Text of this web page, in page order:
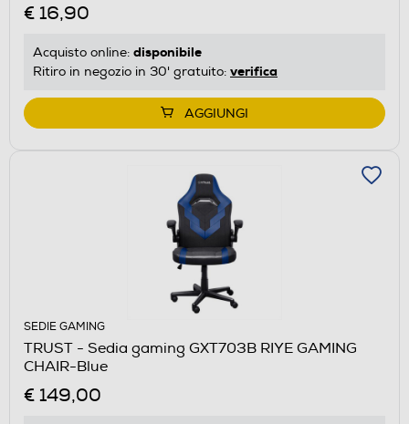
€ 16,90
Acquisto online: disponibile
Ritiro in negozio in 30' gratuito: verifica
AGGIUNGI
SEDIE GAMING
TRUST - Sedia gaming GXT703B RIYE GAMING
CHAIR-Blue
€ 149,00